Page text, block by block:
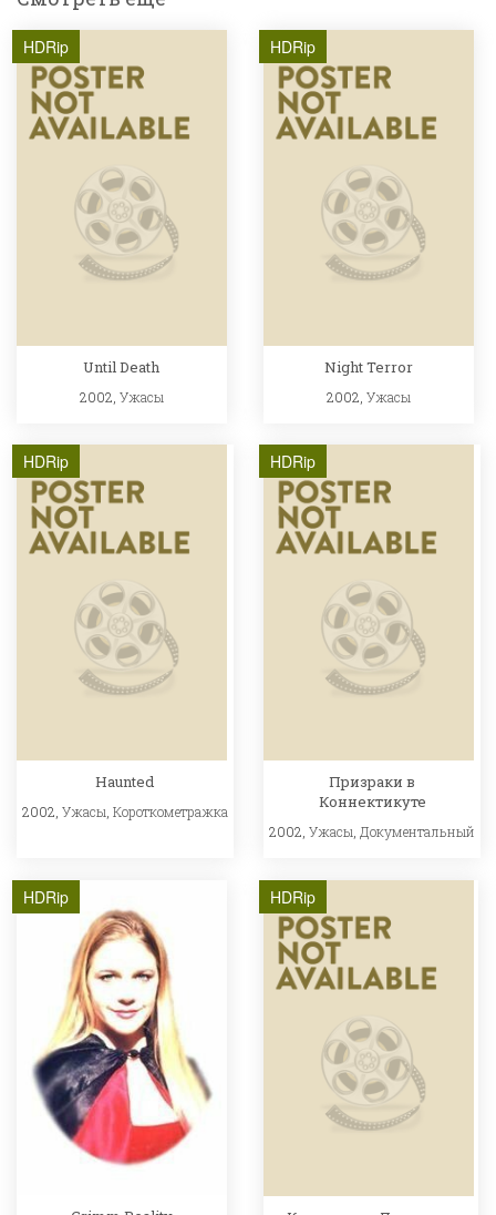
HDRip
Until Death
2002, Ужасы
HDRip
Night Terror
2002,Ужасы
HDRip
Haunted
2002, Ужасы, Короткометражка
HDRip
Призраки в
Коннектикуте
2002,Ужасы,Документальный
HDRip HDRip